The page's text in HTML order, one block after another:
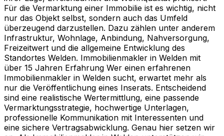
Für die Vermarktung einer Immobilie ist es wichtig, nicht
nur das Objekt selbst, sondern auch das Umfeld
überzeugend darzustellen. Dazu zählen unter anderem
Infrastruktur, Wohnlage, Anbindung, Nahversorgung,
Freizeitwert und die allgemeine Entwicklung des
Standortes Welden. Immobilienmakler in Welden mit
über 15 Jahren Erfahrung Wer einen erfahrenen
Immobilienmakler in Welden sucht, erwartet mehr als
nur die Veröffentlichung eines Inserats. Entscheidend
sind eine realistische Wertermittlung, eine passende
Vermarktungsstrategie, hochwertige Unterlagen,
professionelle Kommunikation mit Interessenten und
eine sichere Vertragsabwicklung. Genau hier setzen wir